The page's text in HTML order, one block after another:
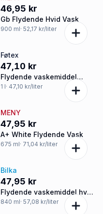
46,95 kr
Gb Flydende Hvid Vask
900 ml· 52,17 kr/liter
Føtex
47,10 kr
Flydende vaskemiddel
kulørt vask
1 l· 47,10 kr/liter
MENY
47,95 kr
A+ White Flydende Vask
675 ml· 71,04 kr/liter
Bilka
47,95 kr
Flydende vaskemiddel hvid
og kulørt vask
840 ml· 57,08 kr/liter